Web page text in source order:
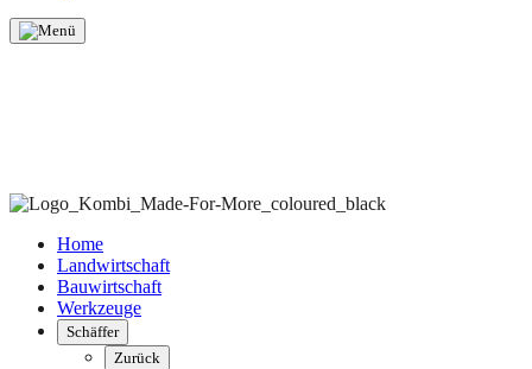
Home
Landwirtschaft
Bauwirtschaft
Werkzeuge
Schäffer
Zurück